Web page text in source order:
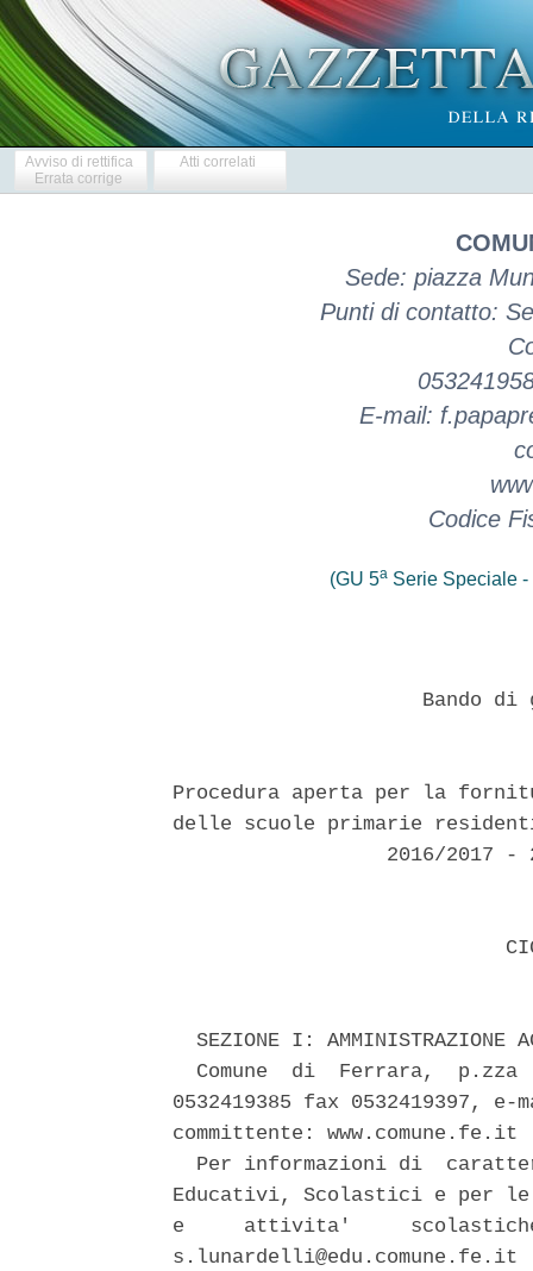
Avviso di rettifica
Errata corrige
Atti correlati
Sede: piazza
Punti di contatto:
E-mail:
Codice
(GU 5aSerie Speciale -
Bando
Procedura aperta per la
delle scuole primarie
2016/2017
SEZIONE I: AMMINISTRAZIONE
Comune  di  Ferrara,  p.zza
0532419385 fax 0532419397,
committente: www.comune.fe.it
Per informazioni di
Educativi, Scolastici e per
e     attivita'
s.lunardelli@edu.comune.fe.it